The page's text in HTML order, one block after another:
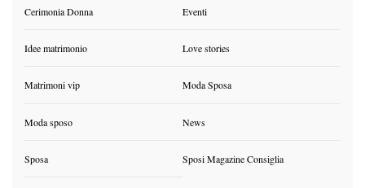
Cerimonia Donna Eventi
Idee matrimonio Love stories
Matrimoni vip Moda Sposa
Moda sposo News
Sposa Sposi Magazine Consiglia